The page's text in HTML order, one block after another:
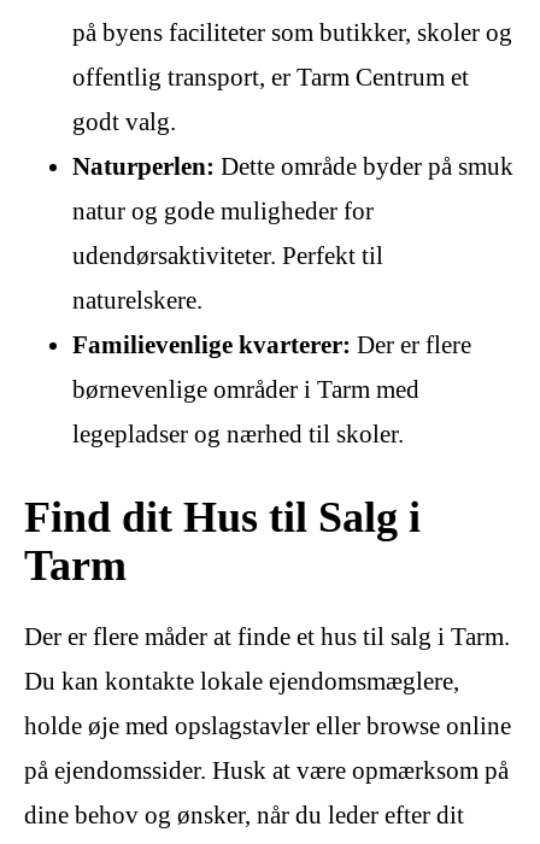
på byens faciliteter som butikker, skoler og
offentlig transport, er Tarm Centrum et
godt valg.
Naturperlen: Dette område byder på smuk
natur og gode muligheder for
udendørsaktiviteter. Perfekt til
naturelskere.
Familievenlige kvarterer: Der er flere
børnevenlige områder i Tarm med
legepladser og nærhed til skoler.
Find dit Hus til Salg i
Tarm
Der er flere måder at finde et hus til salg i Tarm.
Du kan kontakte lokale ejendomsmæglere,
holde øje med opslagstavler eller browse online
på ejendomssider. Husk at være opmærksom på
dine behov og ønsker, når du leder efter dit